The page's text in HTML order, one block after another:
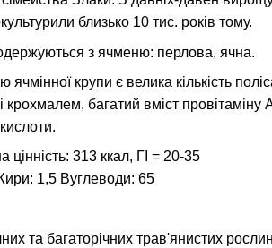
близько 10 тис. років тому.
з ячменю: перлова, ячна.
ячмінної крупи є велика кількість
крохмалем, багатий вміст
цінність: 313 ккал, ГІ = 20-35
1,5 Вуглеводи: 65
та багаторічних трав'янистих